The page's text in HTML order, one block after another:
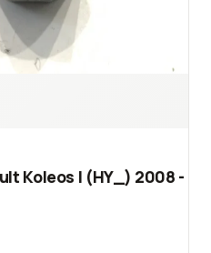
Koleos I (HY_) 2008 -